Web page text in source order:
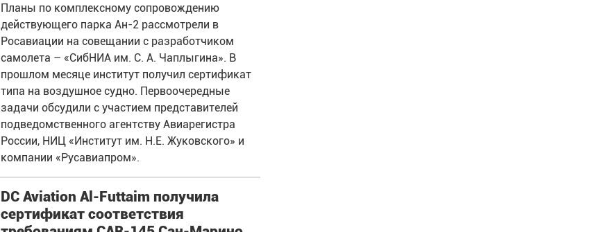
Планы по комплексному сопровождению
действующего парка Ан-2 рассмотрели в
Росавиации на совещании с разработчиком
самолета – «СибНИА им. С. А. Чаплыгина». В
прошлом месяце институт получил сертификат
типа на воздушное судно. Первоочередные
задачи обсудили с участием представителей
подведомственного агентству Авиарегистра
России, НИЦ «Институт им. Н.Е. Жуковского» и
компании «Русавиапром».
DC Aviation Al-Futtaim получила
сертификат соответствия